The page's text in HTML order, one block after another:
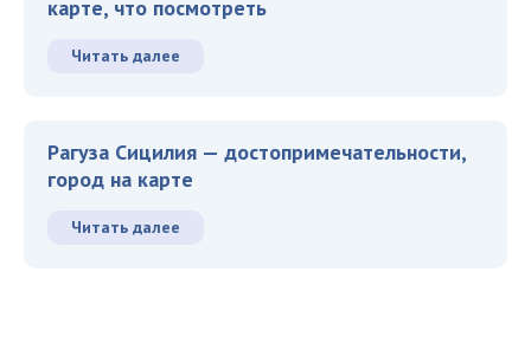
карте, что посмотреть
Читать далее
Рагуза Сицилия — достопримечательности,
город на карте
Читать далее